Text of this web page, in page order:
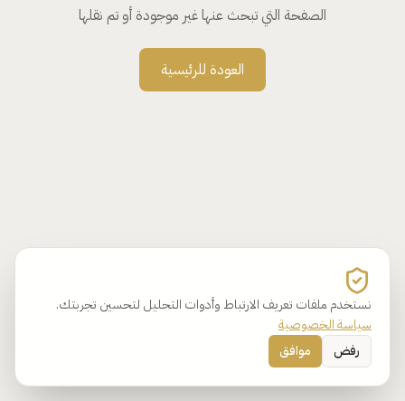
نستخدم ملفات تعريف الارتباط وأدوات التحليل لتحسين تجربتك.
سياسة الخصوصية
رفض
موافق
الصفحة التي تبحث عنها غير موجودة أو تم نقلها
العودة للرئيسية